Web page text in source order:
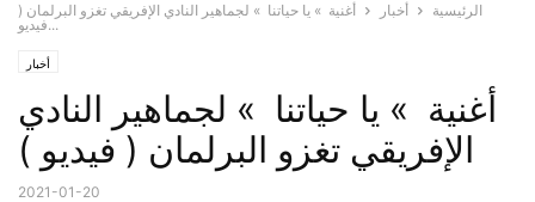
الرئيسية أخبار
أغنية » يا حياتنا » لجماهير النادي الإفريقي تغزو البرلمان (
فيديو...
أخبار
أغنية » يا حياتنا » لجماهير النادي
الإفريقي تغزو البرلمان ( فيديو )
2021-01-20